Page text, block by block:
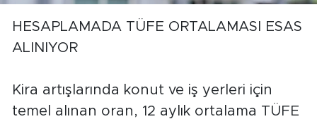
HESAPLAMADA TÜFE ORTALAMASI ESAS
ALINIYOR
Kira artışlarında konut ve iş yerleri için
temel alınan oran, 12 aylık ortalama TÜFE